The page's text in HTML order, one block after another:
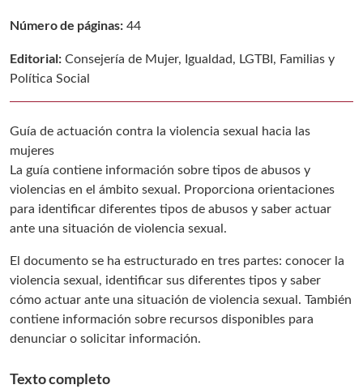
Número de páginas: 44
Editorial: Consejería de Mujer, Igualdad, LGTBI, Familias y
Política Social
Guía de actuación contra la violencia sexual hacia las
mujeres
La guía contiene información sobre tipos de abusos y
violencias en el ámbito sexual. Proporciona orientaciones
para identificar diferentes tipos de abusos y saber actuar
ante una situación de violencia sexual.
El documento se ha estructurado en tres partes: conocer la
violencia sexual, identificar sus diferentes tipos y saber
cómo actuar ante una situación de violencia sexual. También
contiene información sobre recursos disponibles para
denunciar o solicitar información.
Texto completo